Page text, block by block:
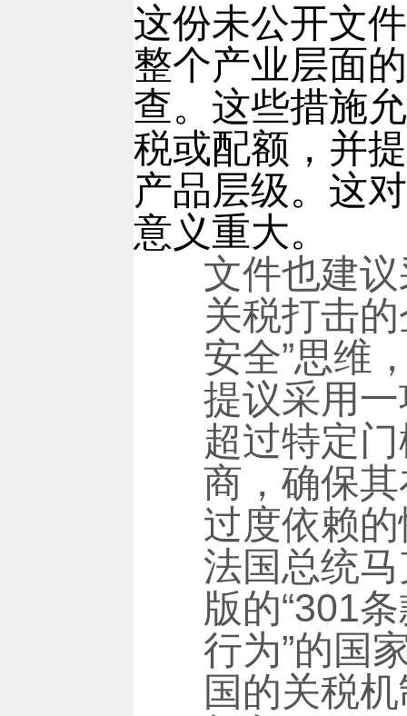
这份未公开文
整个产业层面
查。这些措施
税或配额，并
产品层级。这
意义重大。
文件也建
关税打击
安全”思维
提议采用一
超过特定
商，确保
过度依赖
法国总统
版的“301
行为”的国
国的关税